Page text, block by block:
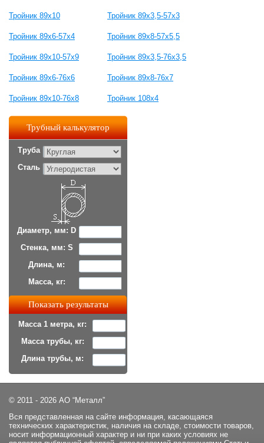
Тройник 89х10 Тройник 89х3,5-57х3
Тройник 89х6-57х4 Тройник 89х8-57х5,5
Тройник 89х10-57х9 Тройник 89х3,5-76х3,5
Тройник 89х6-76х6 Тройник 89х8-76х7
Тройник 89х10-76х8 Тройник 108х4
Трубный калькулятор
Труба
Сталь
Диаметр, мм: D
Стенка, мм: S
Длина, м:
Масса, кг:
Масса 1 метра, кг:
Масса трубы, кг:
Длина трубы, м:
© 2011 - 2026 АО “Металл”
Вся представленная на сайте информация, касающаяся
технических характеристик, наличия на складе, стоимости товаров,
носит информационный характер и ни при каких условиях не